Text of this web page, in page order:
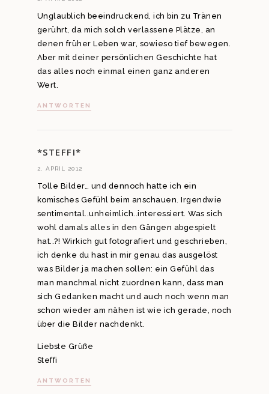
Unglaublich beeindruckend, ich bin zu Tränen
gerührt, da mich solch verlassene Plätze, an
denen früher Leben war, sowieso tief bewegen.
Aber mit deiner persönlichen Geschichte hat
das alles noch einmal einen ganz anderen
Wert.
ANTWORTEN
*STEFFI*
2. APRIL 2012
Tolle Bilder… und dennoch hatte ich ein
komisches Gefühl beim anschauen. Irgendwie
sentimental..unheimlich..interessiert. Was sich
wohl damals alles in den Gängen abgespielt
hat..?! Wirkich gut fotografiert und geschrieben,
ich denke du hast in mir genau das ausgelöst
was Bilder ja machen sollen: ein Gefühl das
man manchmal nicht zuordnen kann, dass man
sich Gedanken macht und auch noch wenn man
schon wieder am nähen ist wie ich gerade, noch
über die Bilder nachdenkt.
Liebste Grüße
Steffi
ANTWORTEN